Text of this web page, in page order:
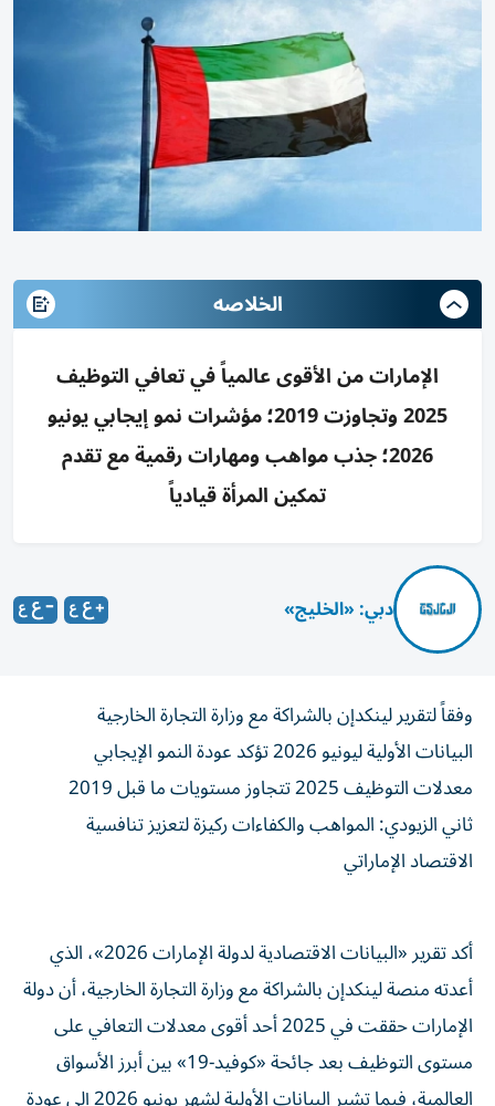
الخلاصه
الإمارات من الأقوى عالمياً في تعافي التوظيف
2025 وتجاوزت 2019؛ مؤشرات نمو إيجابي يونيو
2026؛ جذب مواهب ومهارات رقمية مع تقدم
تمكين المرأة قيادياً
دبي: «الخليج»
وفقاً لتقرير لينكدإن بالشراكة مع وزارة التجارة الخارجية
البيانات الأولية ليونيو 2026 تؤكد عودة النمو الإيجابي
معدلات التوظيف 2025 تتجاوز مستويات ما قبل 2019
ثاني الزيودي: المواهب والكفاءات ركيزة لتعزيز تنافسية
الاقتصاد الإماراتي
أكد تقرير «البيانات الاقتصادية لدولة الإمارات 2026»، الذي
أعدته منصة لينكدإن بالشراكة مع وزارة التجارة الخارجية، أن دولة
الإمارات حققت في 2025 أحد أقوى معدلات التعافي على
مستوى التوظيف بعد جائحة «كوفيد-19» بين أبرز الأسواق